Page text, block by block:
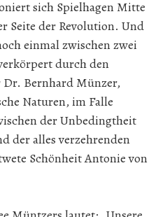
sich Spielhagen Mitte
Seite der Revolution. Und
einmal zwischen zwei
durch den
Bernhard Münzer,
Naturen, im Falle
der Unbedingtheit
der alles verzehrenden
Schönheit Antonie von